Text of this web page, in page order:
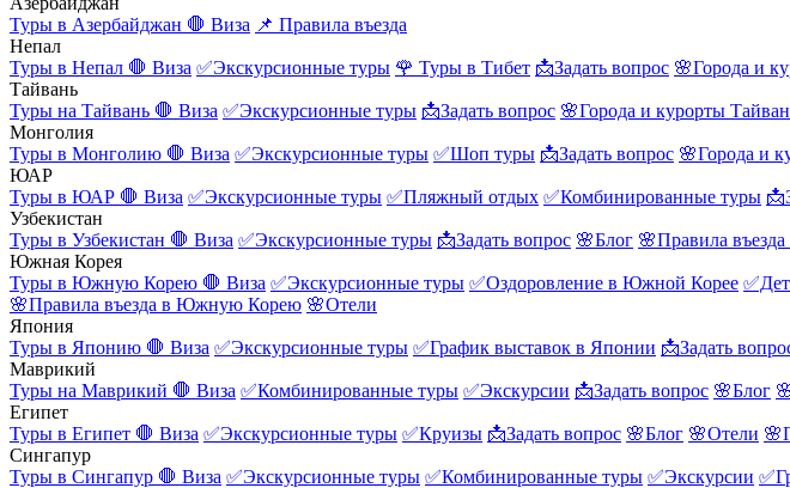
Туры в Азербайджан 🛑 Виза 📌 Правила въезда
Непал
Туры в Непал 🛑 Виза ✅Экскурсионные туры 🌹 Туры в Тибет 📩Задать вопрос 🌸Города и
Тайвань
Туры на Тайвань 🛑 Виза ✅Экскурсионные туры 📩Задать вопрос 🌸Города и курорты
Монголия
Туры в Монголию 🛑 Виза ✅Экскурсионные туры ✅Шоп туры 📩Задать вопрос 🌸Города и
ЮАР
Туры в ЮАР 🛑 Виза ✅Экскурсионные туры ✅Пляжный отдых ✅Комбинированные туры
Узбекистан
Туры в Узбекистан 🛑 Виза ✅Экскурсионные туры 📩Задать вопрос 🌸Блог 🌸Правила въезда
Южная Корея
Туры в Южную Корею 🛑 Виза ✅Экскурсионные туры ✅Оздоровление в Южной Корее
🌸Правила въезда в Южную Корею 🌸Отели
Япония
Туры в Японию 🛑 Виза ✅Экскурсионные туры ✅График выставок в Японии 📩Задать
Маврикий
Туры на Маврикий 🛑 Виза ✅Комбинированные туры ✅Экскурсии 📩Задать вопрос 🌸Блог
Египет
Туры в Египет 🛑 Виза ✅Экскурсионные туры ✅Круизы 📩Задать вопрос 🌸Блог 🌸Отели
Сингапур
Туры в Сингапур 🛑 Виза ✅Экскурсионные туры ✅Комбинированные туры ✅Экскурсии